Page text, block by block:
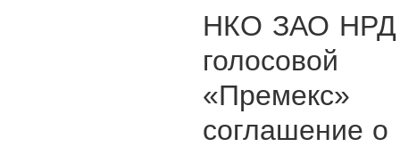
НКО ЗАО НРД
«Премекс»
соглашение о